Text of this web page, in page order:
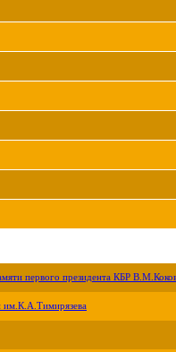
первого президента КБР
им.К.А.Тимирязева